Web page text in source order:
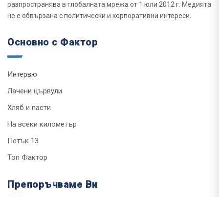
разпространява в глобалната мрежа от 1 юли 2012 г. Медията
не е обвързана с политически и корпоративни интереси.
Основно с Фактор
Интервю
Лачени цървули
Хляб и пасти
На всеки километър
Петък 13
Топ Фактор
Препоръчваме Ви